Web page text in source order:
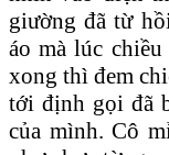
giường đã từ
áo mà lúc
xong thì đem
tới định gọi đã
của mình. Cô